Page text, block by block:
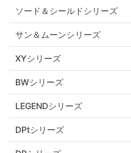
ソード＆シールドシリーズ
サン＆ムーンシリーズ
XYシリーズ
BWシリーズ
LEGENDシリーズ
DPtシリーズ